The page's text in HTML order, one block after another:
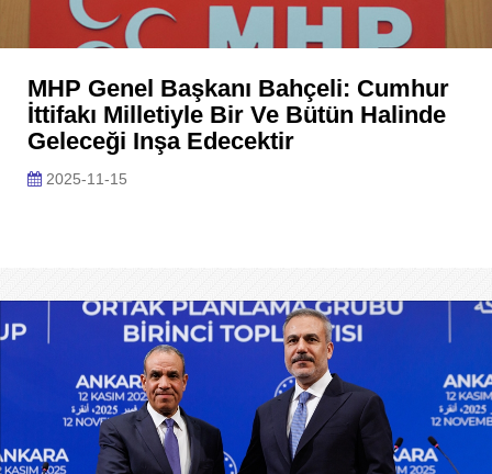
MHP Genel Başkanı Bahçeli: Cumhur
İttifakı Milletiyle Bir Ve Bütün Halinde
Geleceği Inşa Edecektir
2025-11-15